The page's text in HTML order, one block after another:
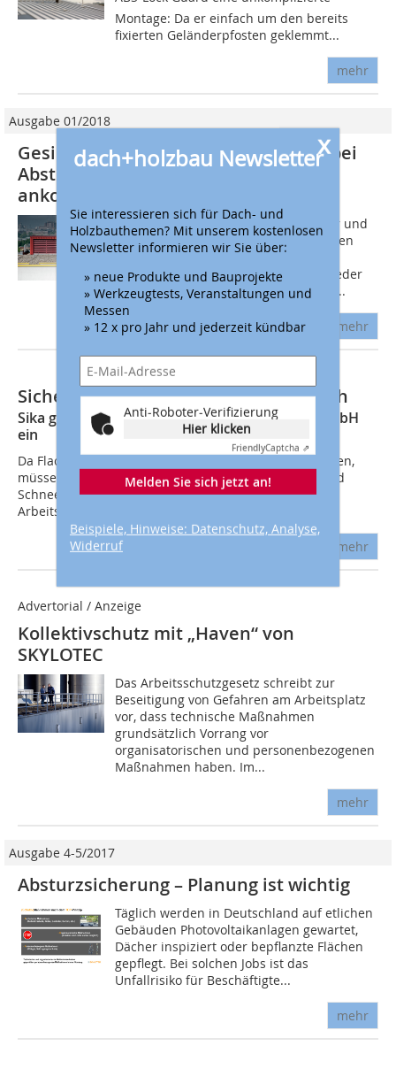
x
dach+holzbau Newsletter
Sie interessieren sich für Dach- und
Holzbauthemen? Mit unserem kostenlosen
Newsletter informieren wir Sie über:
» neue Produkte und Bauprojekte
» Werkzeugtests, Veranstaltungen und
Messen
» 12 x pro Jahr und jederzeit kündbar
Anti-Roboter-Verifizierung
Hier klicken
FriendlyCaptcha ⇗
Melden Sie sich jetzt an!
Beispiele, Hinweise: Datenschutz, Analyse,
Widerruf
Montage: Da er einfach um den bereits
fixierten Geländerpfosten geklemmt...
mehr
Ausgabe 01/2018
Gesichert gegen Absturz: Worauf es bei
Absturzsicherung bei Dacharbeiten
ankommt
Das Wichtigste in Kürze: - Dachdecker und
Zimmerer sind, im Vergleich zu anderen
Bau-Berufen, besonders häufig von
Unfällen betroffen. Pro Jahr erleidet jeder
achte Zimmerer einen Arbeitsunfall -...
mehr
Sicherheitsgeländer für das Flachdach
Sika geht neue Kooperation mit der dani alu GmbH
ein
Da Flachdachflächen zunehmend als Nutzräume dienen,
müssen regelmäßig Wartungs-, Reparatur-, Pflege- und
Schneeräumarbeiten durchgeführt werden. Um alle
Arbeitskräfte auf dem Dach zu...
mehr
Advertorial / Anzeige
Kollektivschutz mit „Haven“ von
SKYLOTEC
Das Arbeitsschutzgesetz schreibt zur
Beseitigung von Gefahren am Arbeitsplatz
vor, dass technische Maßnahmen
grundsätzlich Vorrang vor
organisatorischen und personenbezogenen
Maßnahmen haben. Im...
mehr
Ausgabe 4-5/2017
Absturzsicherung – Planung ist wichtig
Täglich werden in Deutschland auf etlichen
Gebäuden Photovoltaikanlagen gewartet,
Dächer inspiziert oder bepflanzte Flächen
gepflegt. Bei solchen Jobs ist das
Unfallrisiko für Beschäftigte...
mehr